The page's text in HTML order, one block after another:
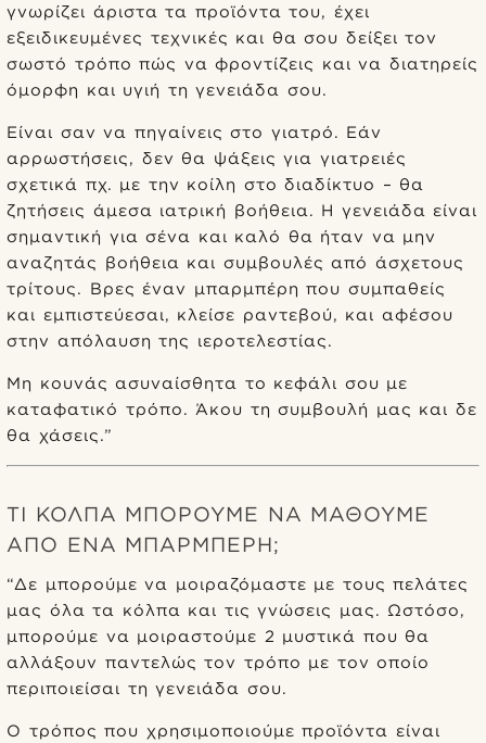
γνωρίζει άριστα τα προϊόντα του, έχει
εξειδικευμένες τεχνικές και θα σου δείξει τον
σωστό τρόπο πώς να φροντίζεις και να διατηρείς
όμορφη και υγιή τη γενειάδα σου.
Είναι σαν να πηγαίνεις στο γιατρό. Εάν
αρρωστήσεις, δεν θα ψάξεις για γιατρειές
σχετικά πχ. με την κοίλη στο διαδίκτυο – θα
ζητήσεις άμεσα ιατρική βοήθεια. Η γενειάδα είναι
σημαντική για σένα και καλό θα ήταν να μην
αναζητάς βοήθεια και συμβουλές από άσχετους
τρίτους. Βρες έναν μπαρμπέρη που συμπαθείς
και εμπιστεύεσαι, κλείσε ραντεβού, και αφέσου
στην απόλαυση της ιεροτελεστίας.
Μη κουνάς ασυναίσθητα το κεφάλι σου με
καταφατικό τρόπο. Άκου τη συμβουλή μας και δε
θα χάσεις.”
ΤΙ ΚΌΛΠΑ ΜΠΟΡΟΎΜΕ ΝΑ ΜΆΘΟΥΜΕ
ΑΠΌ ΈΝΑ ΜΠΑΡΜΠΈΡΗ;
“Δε μπορούμε να μοιραζόμαστε με τους πελάτες
μας όλα τα κόλπα και τις γνώσεις μας. Ωστόσο,
μπορούμε να μοιραστούμε 2 μυστικά που θα
αλλάξουν παντελώς τον τρόπο με τον οποίο
περιποιείσαι τη γενειάδα σου.
Ο τρόπος που χρησιμοποιούμε προϊόντα είναι